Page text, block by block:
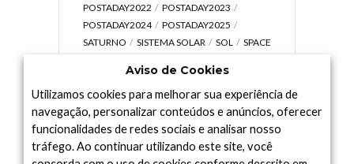
POSTADAY2022
POSTADAY2023
POSTADAY2024
POSTADAY2025
SATURNO
SISTEMA SOLAR SOL
SPACE
UNIVERSO
VÍDEO
Arquivo
Aviso de Cookies
Utilizamos cookies para melhorar sua experiência de
navegação, personalizar conteúdos e anúncios, oferecer
funcionalidades de redes sociais e analisar nosso
tráfego. Ao continuar utilizando este site, você